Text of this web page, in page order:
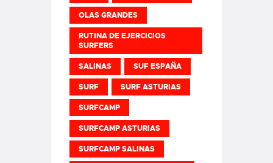
OLAS GRANDES
RUTINA DE EJERCICIOS
SURFERS
SALINAS SUF ESPAÑA
SURF SURF ASTURIAS
SURFCAMP
SURFCAMP ASTURIAS
SURFCAMP SALINAS